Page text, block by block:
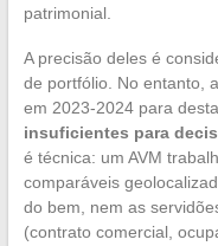
patrimonial.
A precisão deles é
de portfólio. No entanto,
em 2023-2024 para
insuficientes para
é técnica: um AVM
comparáveis
do bem, nem as
(contrato comercial,